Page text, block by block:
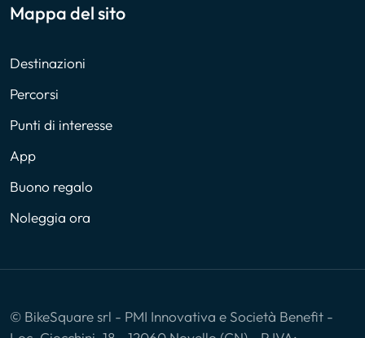
Mappa del sito
Destinazioni
Percorsi
Punti di interesse
App
Buono regalo
Noleggia ora
© BikeSquare srl - PMI Innovativa e Società Benefit -